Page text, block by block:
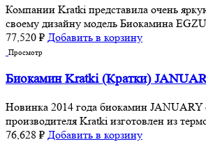
Компании Kratki представила очень
своему дизайну модель Биокамина
77,520 ₽ Добавить в корзину
Просмотр
Биокамин Kratki (Кратки)
Новинка 2014 года биокамин JANUARY
производителя Kratki изготовлен из
76,628 ₽ Добавить в корзину